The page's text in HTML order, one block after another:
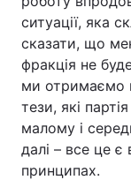
ситуації, яка
сказати, що
фракція не
ми отримаємо
тези, які
малому і
далі – все це є
принципах.